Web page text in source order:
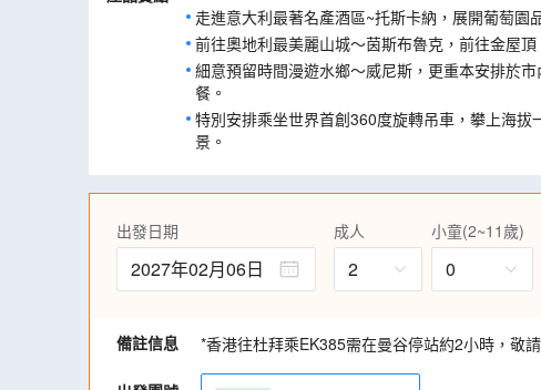
走進意大利最著名產酒區~托斯卡納，展開葡萄園
前往奧地利最美麗山城～茵斯布魯克，前往金屋頂
細意預留時間漫遊水鄉～威尼斯，更重本安排於
餐。
特別安排乘坐世界首創360度旋轉吊車，攀上海拔
景。
的木橋，欣賞油畫傑作。
標，教堂前面的階梯和觀景台，更是俯瞰巴黎全
出發日期
2027年02月06日
成人
2
小童(2~11歲)
0
備註信息 *香港往杜拜乘EK385需在曼谷停站約2小時，敬請